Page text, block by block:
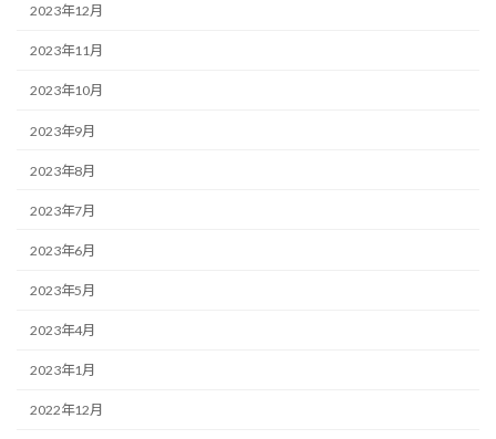
2023年12月
2023年11月
2023年10月
2023年9月
2023年8月
2023年7月
2023年6月
2023年5月
2023年4月
2023年1月
2022年12月